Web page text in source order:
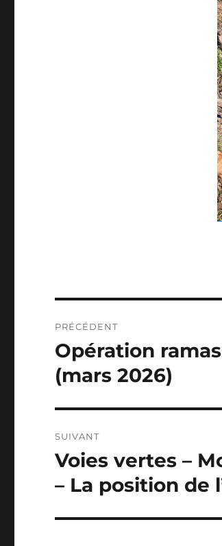
de
l’article
PRÉCÉDENT
Publication
précédente :
Opération
(mars 2026)
SUIVANT
Publication
suivante :
Voies vertes –
– La position de